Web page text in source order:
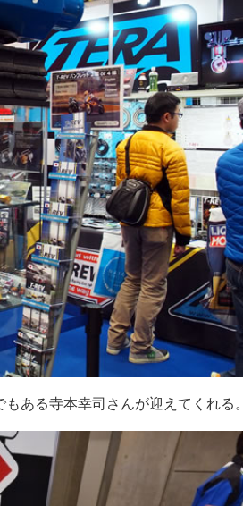
ある寺本幸司さんが迎えてくれる。